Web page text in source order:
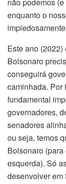
enquanto o
Este ano
Bolsonaro
conseguirá
caminhada. Por
fundamental
governadores,
senadores
ou seja, temos
Bolsonaro
esquerda). Só
desenvolver em